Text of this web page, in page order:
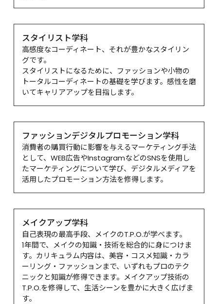
スタイリスト学科
高感度なコーディネート、それが豊かなスタイリン
グです。
スタイリストになるために、ファッションや小物の
トータルコーディネートの基礎を学びます。感性を磨
いてキャリアアップを目指します。
ファッションデジタルプロモーション学科
消費者の購買行動に影響を与えるマーケティング手法
として、WEB広告やInstagramなどのSNSを使用し
たマーケティングについて学び、デジタルメディアを
活用したプロモーション方法を修得します。
メイクアップ学科
自己表現の最高手段、メイクのT.P.O.が学べます。
1年間で、メイクの知識・技術を総合的に身につけま
す。カリキュラム内容は、美容・コスメ知識・カラ
ーリング・ファッションまで、いずれもプロのテク
ニックと知識が修得できます。メイクアップ技術の
T.P.O.を修得して、生活シーンを豊かに大きく広げま
す。